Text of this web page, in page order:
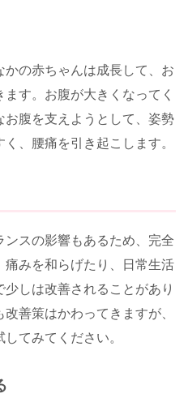
の赤ちゃんは成長して、お
す。お腹が大きくなってく
お腹を支えようとして、姿勢
、腰痛を引き起こします。
スの影響もあるため、完全
みを和らげたり、日常生活
しは改善されることがあり
善策はかわってきますが、
てみてください。